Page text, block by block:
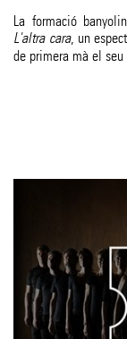
La formació
L'altra cara, un
de primera mà el